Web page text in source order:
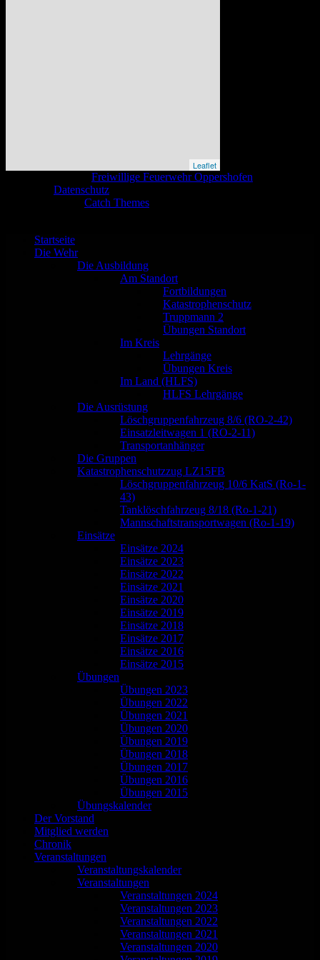
Leaflet
Freiwillige Feuerwehr Oppershofen
Datenschutz
Catch Themes
scrollenStartseite
Die Wehr
Die Ausbildung
Am Standort
Fortbildungen
Katastrophenschutz
Truppmann 2
Übungen Standort
Im Kreis
Lehrgänge
Übungen Kreis
Im Land (HLFS)
HLFS Lehrgänge
Die Ausrüstung
Löschgruppenfahrzeug 8/6 (RO-2-42)
Einsatzleitwagen 1 (RO-2-11)
Transportanhänger
Die Gruppen
Katastrophenschutzzug LZ15FB
Löschgruppenfahrzeug 10/6 KatS (Ro-1-
43)
Tanklöschfahrzeug 8/18 (Ro-1-21)
Mannschaftstransportwagen (Ro-1-19)
Einsätze
Einsätze 2024
Einsätze 2023
Einsätze 2022
Einsätze 2021
Einsätze 2020
Einsätze 2019
Einsätze 2018
Einsätze 2017
Einsätze 2016
Einsätze 2015
Übungen
Übungen 2023
Übungen 2022
Übungen 2021
Übungen 2020
Übungen 2019
Übungen 2018
Übungen 2017
Übungen 2016
Übungen 2015
Übungskalender
Der Vorstand
Mitglied werden
Chronik
Veranstaltungen
Veranstaltungskalender
Veranstaltungen
Veranstaltungen 2024
Veranstaltungen 2023
Veranstaltungen 2022
Veranstaltungen 2021
Veranstaltungen 2020